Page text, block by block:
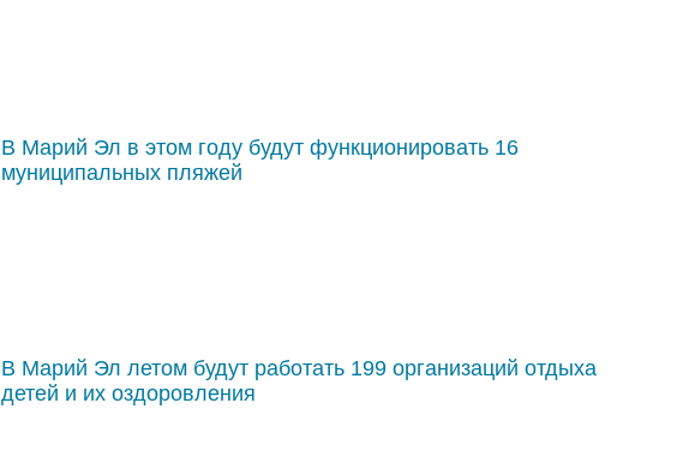
В Марий Эл в этом году будут функционировать 16
муниципальных пляжей
В Марий Эл летом будут работать 199 организаций отдыха
детей и их оздоровления